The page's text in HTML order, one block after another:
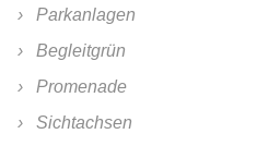
Parkanlagen
Begleitgrün
Promenade
Sichtachsen